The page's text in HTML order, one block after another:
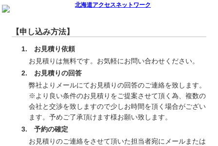
【申し込み方法】
1. お見積り依頼
お見積りは無料です。お気軽にお問い合わせください。
2. お見積りの回答
弊社よりメールにてお見積りの回答のご連絡を致します。
※より良い条件のお見積りをご提案させて頂く為、複数の
会社と交渉を致しますので少しお時間を頂く場合がござい
ます。予めご了承頂けます様お願い致します。
3. 予約の確定
お見積りのご連絡をさせて頂いた担当者宛にメールまたは